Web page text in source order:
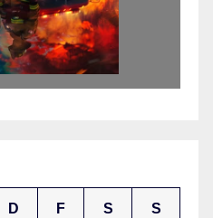
D F S S